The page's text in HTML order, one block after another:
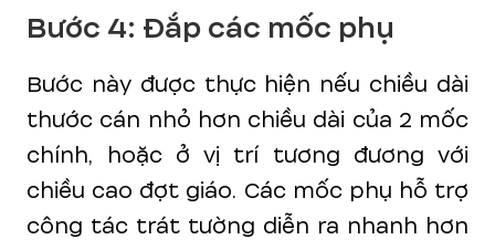
Bước 4: Đắp các mốc phụ
Bước này được thực hiện nếu chiều dài
thước cán nhỏ hơn chiều dài của 2 mốc
chính, hoặc ở vị trí tương đương với
chiều cao đợt giáo. Các mốc phụ hỗ trợ
công tác trát tường diễn ra nhanh hơn